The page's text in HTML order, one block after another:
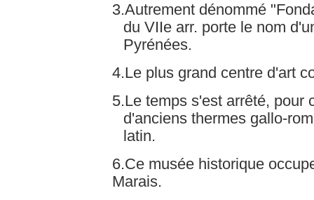
3.Autrement dénommé
du VIIe arr. porte le nom
Pyrénées.
4.Le plus grand centre d'art
5.Le temps s'est arrêté, pour
d'anciens thermes gallo-
latin.
6.Ce musée historique
Marais.